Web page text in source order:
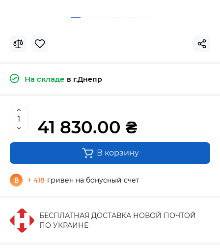
На складе в г.Днепр
41 830.00 ₴
В корзину
+ 418 гривен на бонусный счет
БЕСПЛАТНАЯ ДОСТАВКА НОВОЙ ПОЧТОЙ
ПО УКРАИНЕ